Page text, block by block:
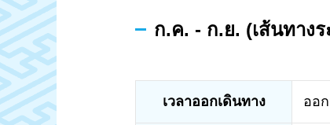
ก.ค. - ก.ย. (เส้นทาง
เวลาออกเดินทาง ออ